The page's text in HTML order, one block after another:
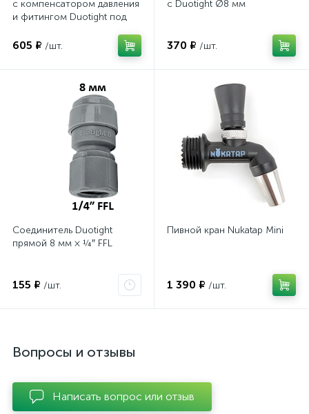
с компенсатором давления
и фитингом Duotight под
605 ₽ /шт.
с Duotight Ø8 мм
370 ₽ /шт.
Соединитель Duotight
прямой 8 мм × ¼″ FFL
155 ₽ /шт.
Пивной кран Nukatap Mini
1 390 ₽ /шт.
Вопросы и отзывы
Написать вопрос или отзыв